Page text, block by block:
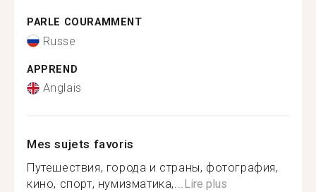
PARLE COURAMMENT
Russe
APPREND
Anglais
Mes sujets favoris
Путешествия, города и страны, фотография,
кино, спорт, нумизматика,...Lire plus